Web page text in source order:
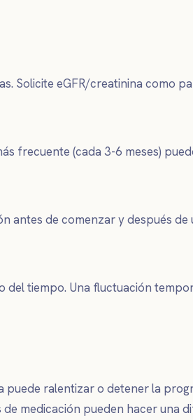
Solicite eGFR/creatinina como
frecuente (cada 3-6 meses)
antes de comenzar y después de
tiempo. Una fluctuación
ralentizar o detener la
medicación pueden hacer